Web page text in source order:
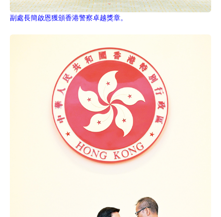
副處長簡啟恩獲頒香港警察卓越獎章。